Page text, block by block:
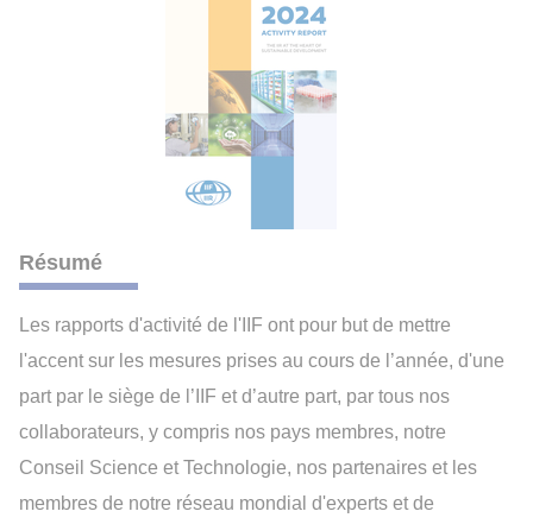
Résumé
Les rapports d'activité de l'IIF ont pour but de mettre
l'accent sur les mesures prises au cours de l’année, d'une
part par le siège de l’IIF et d’autre part, par tous nos
collaborateurs, y compris nos pays membres, notre
Conseil Science et Technologie, nos partenaires et les
membres de notre réseau mondial d'experts et de